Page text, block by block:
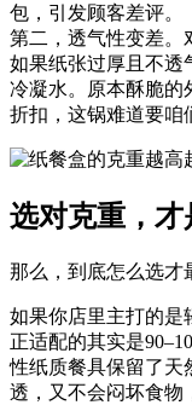
包，引发顾客差评。
第二，透气性变差。
如果纸张过厚且不透
冷凝水。原本酥脆的
折扣，这锅难道要咱
选对克重，
那么，到底怎么选才
如果你店里主打的是
正适配的其实是
性纸质餐具保留了天
透，又不会闷坏食物